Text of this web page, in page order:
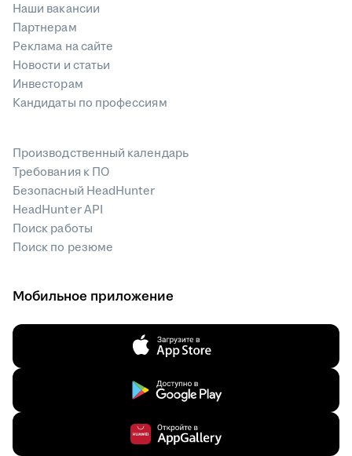
Наши вакансии
Партнерам
Реклама на сайте
Новости и статьи
Инвесторам
Кандидаты по профессиям
Производственный календарь
Требования к ПО
Безопасный HeadHunter
HeadHunter API
Поиск работы
Поиск по резюме
Мобильное приложение